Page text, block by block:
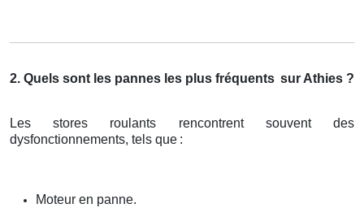
2. Quels sont les pannes les plus fréquents sur Athies ?
Les stores roulants rencontrent souvent des
dysfonctionnements, tels que :
Moteur en panne.